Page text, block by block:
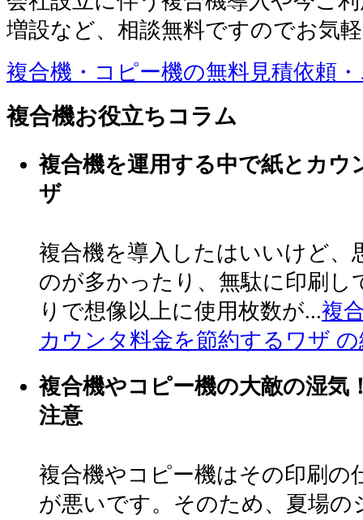
増設など、相談無料ですのでお気
複合機・コピー機の無料見積依頼
複合機お役立ちコラム
複合機を運用する中で紙とカウ
ザ
複合機を導入したはいいけど、
のが多かったり、無駄に印刷
りで想像以上に使用枚数が...複
カウンタ料金を節約するワザ
複合機やコピー機の大敵の湿気
注意
複合機やコピー機はその印刷の
が悪いです。そのため、夏場の